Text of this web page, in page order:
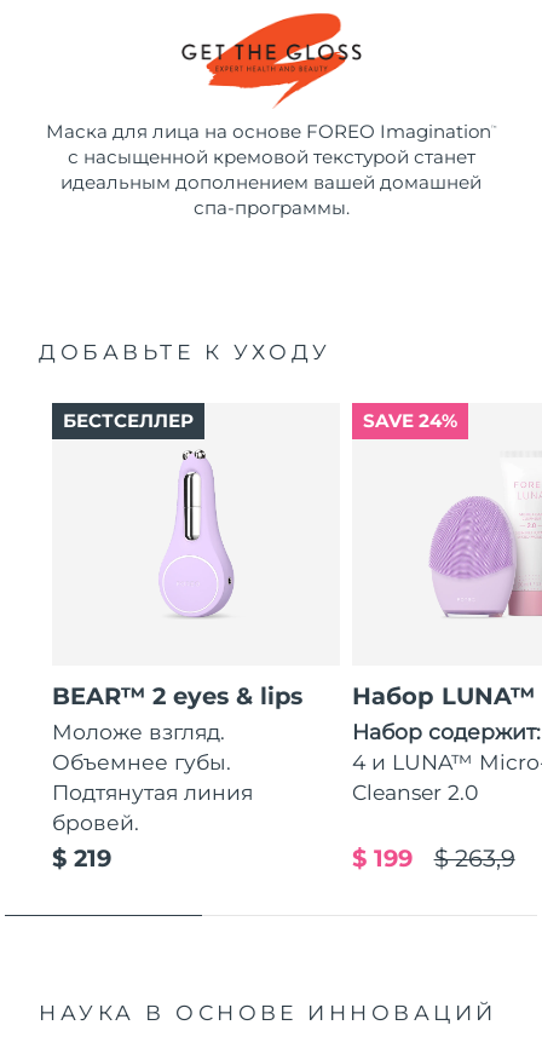
Маска для лица на основе FOREO Imagination ™
с насыщенной кремовой текстурой станет
идеальным дополнением вашей домашней
спа-программы.
ДОБАВЬТЕ К УХОДУ
BEAR™ 2 eyes & lips
Моложе взгляд.
Объемнее губы.
Подтянутая линия
бровей.
$ 219
БЕСТСЕЛЛЕР SAVE 24%
Набор LUNA™
Набор
4 и LUNA™
Cleanser 2.0
$ 263,9
$ 199
НАУКА В ОСНОВЕ ИННОВАЦИЙ